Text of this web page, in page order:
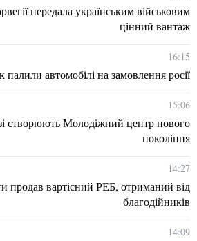
передала українським військовим
цінний вантаж
16:15
автомобілі на замовлення росії
15:06
створюють Молодіжний центр нового
покоління
14:27
продав вартісний РЕБ, отриманий від
благодійників
14:09